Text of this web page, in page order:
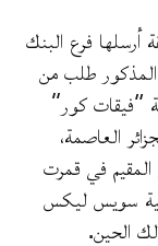
2014 كشفت وثيقة أرسلها فرع البنك
طلب من
“فيقات كور”
العاصمة،
المقيم في قمرت
لقضية سويس ليكس
الحين.